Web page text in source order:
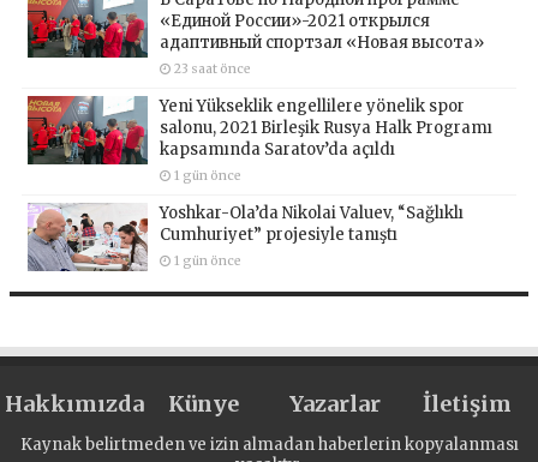
«Единой России»-2021 открылся
адаптивный спортзал «Новая высота»
23 saat önce
Yeni Yükseklik engellilere yönelik spor
salonu, 2021 Birleşik Rusya Halk Programı
kapsamında Saratov’da açıldı
1 gün önce
Yoshkar-Ola’da Nikolai Valuev, “Sağlıklı
Cumhuriyet” projesiyle tanıştı
1 gün önce
Hakkımızda Künye Yazarlar İletişim
Kaynak belirtmeden ve izin almadan haberlerin kopyalanması